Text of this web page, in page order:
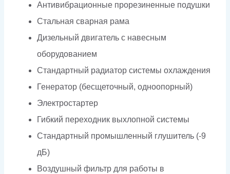
Антивибрационные прорезиненные подушки
Стальная сварная рама
Дизельный двигатель с навесным
оборудованием
Стандартный радиатор системы охлаждения
Генератор (бесщеточный, одноопорный)
Электростартер
Гибкий переходник выхлопной системы
Стандартный промышленный глушитель (-9
дБ)
Воздушный фильтр для работы в